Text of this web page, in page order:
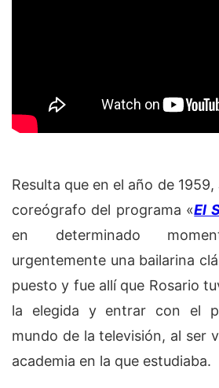
Resulta que en el año de
coreógrafo del programa «El
en determinado
urgentemente una bailarina
puesto y fue allí que Rosario
la elegida y entrar con el
mundo de la televisión, al ser
academia en la que estudiaba.